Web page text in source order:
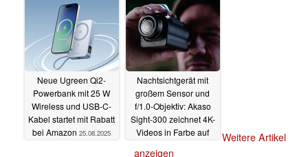
Neue Ugreen Qi2-
Powerbank mit 25 W
Wireless und USB-C-
Kabel startet mit Rabatt
bei Amazon 25.08.2025
Nachtsichtgerät mit
großem Sensor und
f/1.0-Objektiv: Akaso
Sight-300 zeichnet 4K-
Videos in Farbe auf
Weitere Artikel
anzeigen